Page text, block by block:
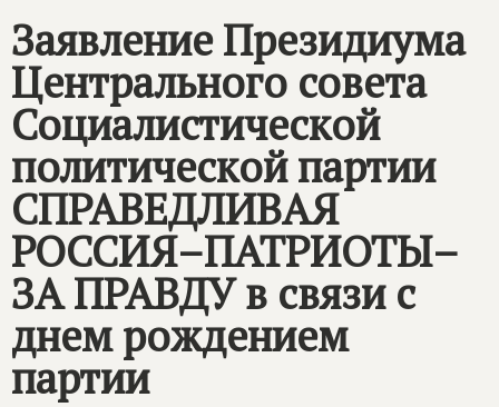
Контакты
Заявление Президиума
Центрального совета
Социалистической
политической партии
СПРАВЕДЛИВАЯ
РОССИЯ–ПАТРИОТЫ–
ЗА ПРАВДУ в связи с
днем рождением
партии